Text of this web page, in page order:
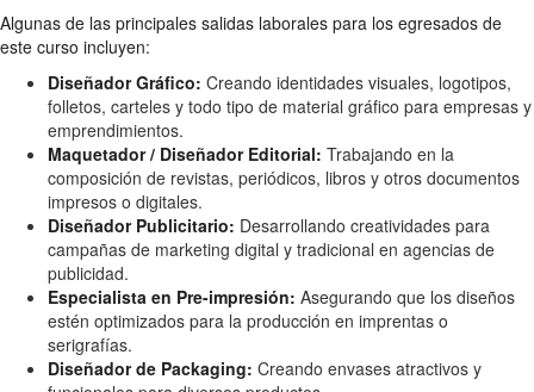
Algunas de las principales salidas laborales para los egresados de
este curso incluyen:
Diseñador Gráfico: Creando identidades visuales, logotipos,
folletos, carteles y todo tipo de material gráfico para empresas y
emprendimientos.
Maquetador / Diseñador Editorial: Trabajando en la
composición de revistas, periódicos, libros y otros documentos
impresos o digitales.
Diseñador Publicitario: Desarrollando creatividades para
campañas de marketing digital y tradicional en agencias de
publicidad.
Especialista en Pre-impresión: Asegurando que los diseños
estén optimizados para la producción en imprentas o
serigrafías.
Diseñador de Packaging: Creando envases atractivos y